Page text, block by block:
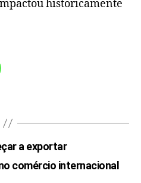
historicamente
a exportar
comércio internacional